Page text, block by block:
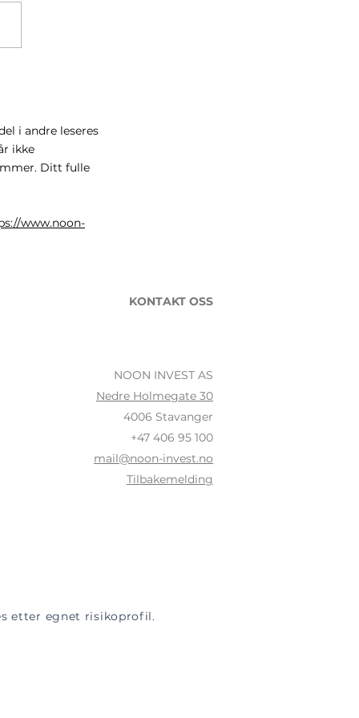
i andre leseres
ikke
Ditt fulle
www.noon-
KONTAKT OSS
NOON INVEST AS
Nedre Holmegate 30
4006 Stavanger
+47 406 95 100
mail@noon-invest.no
Tilbakemelding
etter egnet risikoprofil.